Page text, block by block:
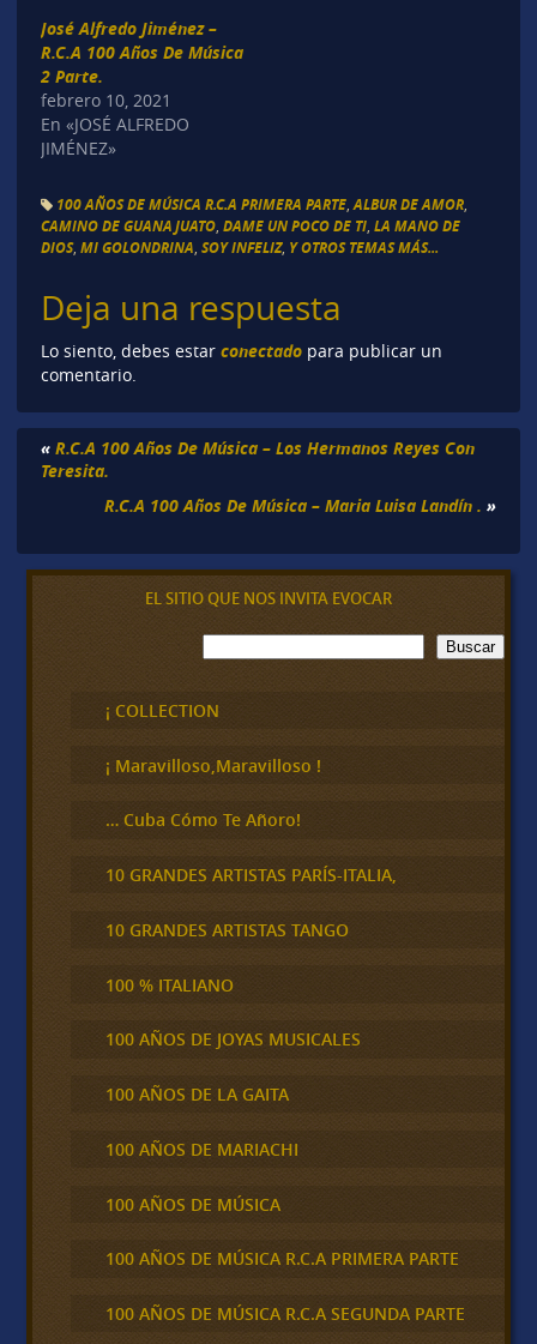
José Alfredo Jiménez –
R.C.A 100 Años De Música
2 Parte.
febrero 10, 2021
En «JOSÉ ALFREDO
JIMÉNEZ»
100 AÑOS DE MÚSICA R.C.A PRIMERA PARTE,ALBUR DE AMOR,
CAMINO DE GUANAJUATO, DAME UN POCO DE TI, LA MANO DE
DIOS, MI GOLONDRINA, SOY INFELIZ, Y OTROS TEMAS MÁS...
Deja una respuesta
Lo siento, debes estar conectadopara publicar un
comentario.
« R.C.A 100 Años De Música – Los Hermanos Reyes Con
Teresita.
R.C.A 100 Años De Música – Maria Luisa Landín . »
EL SITIO QUE NOS INVITA EVOCAR
B
u
c
a
Buscar
¡ COLLECTION
¡ Maravilloso,Maravilloso !
… Cuba Cómo Te Añoro!
10 GRANDES ARTISTAS PARÍS-ITALIA,
10 GRANDES ARTISTAS TANGO
100 % ITALIANO
100 AÑOS DE JOYAS MUSICALES
100 AÑOS DE LA GAITA
100 AÑOS DE MARIACHI
100 AÑOS DE MÚSICA
100 AÑOS DE MÚSICA R.C.A PRIMERA PARTE
100 AÑOS DE MÚSICA R.C.A SEGUNDA PARTE